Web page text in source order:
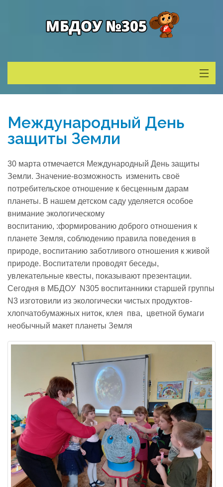
Деятельность
Родителям
Учитель года
Противодействие коррупции
Реализация соц заказа
Напишите нам
Международный День
защиты Земли
30 марта отмечается Международный День защиты
Земли. Значение-возможность изменить своё
потребительское отношение к бесценным дарам
планеты. В нашем детском саду уделяется особое
внимание экологическому
воспитанию, :формированию доброго отношения к
планете Земля, соблюдению правила поведения в
природе, воспитанию заботливого отношения к живой
природе. Воспитатели проводят беседы,
увлекательные квесты, показывают презентации.
Сегодня в МБДОУ N305 воспитанники старшей группы
N3 изготовили из экологически чистых продуктов-
хлопчатобумажных ниток, клея пва, цветной бумаги
необычный макет планеты Земля